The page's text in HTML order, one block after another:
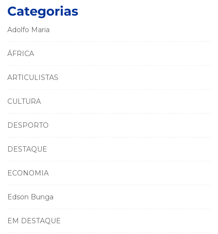
Categorias
Adolfo Maria
ÁFRICA
ARTICULISTAS
CULTURA
DESPORTO
DESTAQUE
ECONOMIA
Edson Bunga
EM DESTAQUE